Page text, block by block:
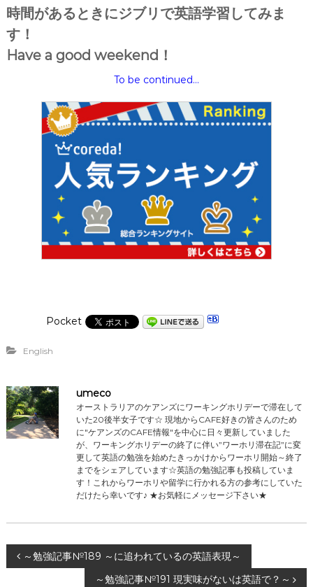
時間があるときにジブリで英語学習してみま
す！
Have a good weekend！
To be continued…
Pocket
English
umeco
オーストラリアのケアンズにワーキングホリデーで滞在して
いた20後半女子です☆ 現地からCAFE好きの皆さんのため
に"ケアンズのCAFE情報"を中心に日々更新していました
が、ワーキングホリデーの終了に伴い”ワーホリ滞在記”に変
更して英語の勉強を始めたきっかけからワーホリ開始～終了
までをシェアしています☆英語の勉強記事も投稿していま
す！これからワーホリや留学に行かれる方の参考にしていた
だけたら幸いです♪ ★お気軽にメッセージ下さい★
投～勉強記事№189 ～に追われているの英語表現～
～勉強記事№191 現実味がないは英語で？～